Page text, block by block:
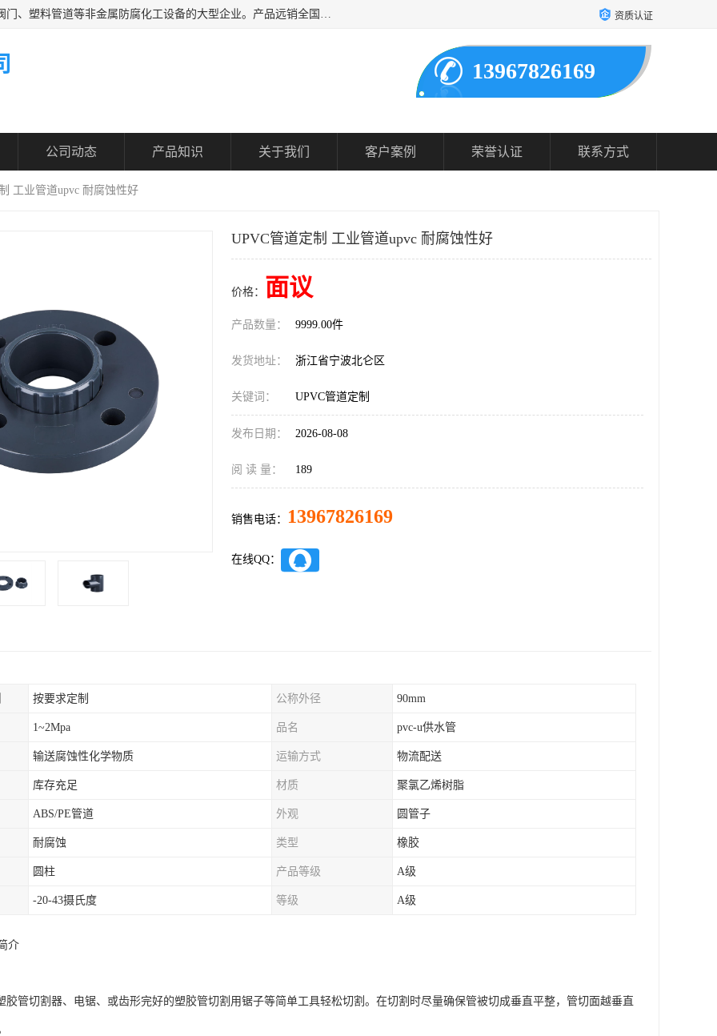
凯鑫管道科技有限公司是一家专业生产PPH、CPVC各类塑料阀门、塑料管道等非金属防腐化工设备的大型企业。产品远销全国三十一个省、市、自治区,广泛应用于化工、石油、氯碱、染料、制药、农药等行业，深受广大用户欢迎，是目前国内生产化工泵、阀门规模较大的生产基地之一。 资质认证
13967826169
公司动态 产品知识 关于我们 客户案例 荣誉认证 联系方式
工业管道upvc 耐腐蚀性好
UPVC管道定制 工业管道upvc 耐腐蚀性好
价格： 面议
产品数量： 9999.00件
发货地址： 浙江省宁波北仑区
关键词： UPVC管道定制
发布日期： 2026-08-08
阅 读 量： 189
销售电话： 13967826169
在线QQ：
按要求定制 公称外径 90mm
1~2Mpa 品名 pvc-u供水管
输送腐蚀性化学物质 运输方式 物流配送
库存充足 材质 聚氯乙烯树脂
ABS/PE管道 外观 圆管子
耐腐蚀 类型 橡胶
圆柱 产品等级 A级
-20-43摄氏度 等级 A级
介
管切割器、电锯、或齿形完好的塑胶管切割用锯子等简单工具轻松切割。在切割时尽量确保管被切成垂直平整，管切面越垂直